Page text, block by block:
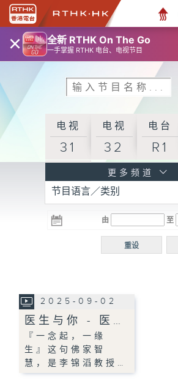
× 全新 RTHK On The Go
一手掌握 RTHK 电台、电视节目
电视
31
电视
32
电台
R1
R3
电台 电台
R5
电台
普通
更多频道
节目语言／类别
由 至
重设
2025-09-02
医生与你 - 医…
『一念起，一缘
生』这句佛家智
慧，是李锦滔教授…